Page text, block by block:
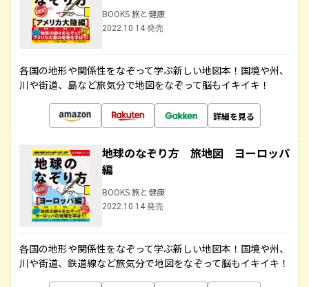
BOOKS 旅と健康
2022.10.14 発売
各国の地形や関係性をなぞって学ぶ新しい地図本！国境や州、
川や街道、島など旅気分で地図をなぞって脳もイキイキ！
詳細を見る
地球のなぞり方 旅地図 ヨーロッパ
編
BOOKS 旅と健康
2022.10.14 発売
各国の地形や関係性をなぞって学ぶ新しい地図本！国境や州、
川や街道、鉄道線など旅気分で地図をなぞって脳もイキイキ！